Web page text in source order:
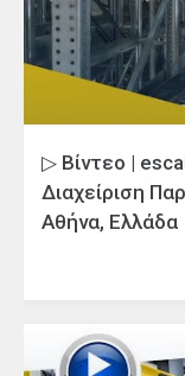
▷ Βίντεο |
Διαχείριση
Αθήνα, Ελλάδα